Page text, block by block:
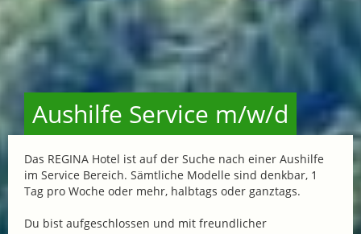
Aushilfe Service m/w/d
Das REGINA Hotel ist auf der Suche nach einer Aushilfe
im Service Bereich. Sämtliche Modelle sind denkbar, 1
Tag pro Woche oder mehr, halbtags oder ganztags.
Du bist aufgeschlossen und mit freundlicher